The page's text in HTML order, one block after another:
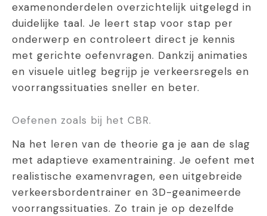
examenonderdelen overzichtelijk uitgelegd in
duidelijke taal. Je leert stap voor stap per
onderwerp en controleert direct je kennis
met gerichte oefenvragen. Dankzij animaties
en visuele uitleg begrijp je verkeersregels en
voorrangssituaties sneller en beter.
Oefenen zoals bij het CBR.
Na het leren van de theorie ga je aan de slag
met adaptieve examentraining. Je oefent met
realistische examenvragen, een uitgebreide
verkeersbordentrainer en 3D-geanimeerde
voorrangssituaties. Zo train je op dezelfde